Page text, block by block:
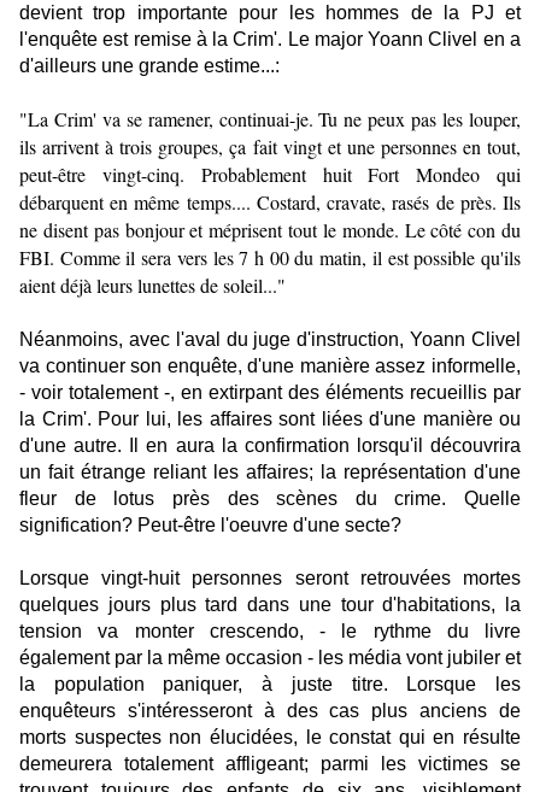
devient trop importante pour les hommes de la PJ et
l'enquête est remise à la Crim'. Le major Yoann Clivel en a
d'ailleurs une grande estime...:
"La Crim' va se ramener, continuai-je. Tu ne peux pas les louper,
ils arrivent à trois groupes, ça fait vingt et une personnes en tout,
peut-être vingt-cinq. Probablement huit Fort Mondeo qui
débarquent en même temps.... Costard, cravate, rasés de près. Ils
ne disent pas bonjour et méprisent tout le monde. Le côté con du
FBI. Comme il sera vers les 7 h 00 du matin, il est possible qu'ils
aient déjà leurs lunettes de soleil..."
Néanmoins, avec l'aval du juge d'instruction, Yoann Clivel
va continuer son enquête, d'une manière assez informelle,
- voir totalement -, en extirpant des éléments recueillis par
la Crim'. Pour lui, les affaires sont liées d'une manière ou
d'une autre. Il en aura la confirmation lorsqu'il découvrira
un fait étrange reliant les affaires; la représentation d'une
fleur de lotus près des scènes du crime. Quelle
signification? Peut-être l'oeuvre d'une secte?
Lorsque vingt-huit personnes seront retrouvées mortes
quelques jours plus tard dans une tour d'habitations, la
tension va monter crescendo, - le rythme du livre
également par la même occasion - les média vont jubiler et
la population paniquer, à juste titre. Lorsque les
enquêteurs s'intéresseront à des cas plus anciens de
morts suspectes non élucidées, le constat qui en résulte
demeurera totalement affligeant; parmi les victimes se